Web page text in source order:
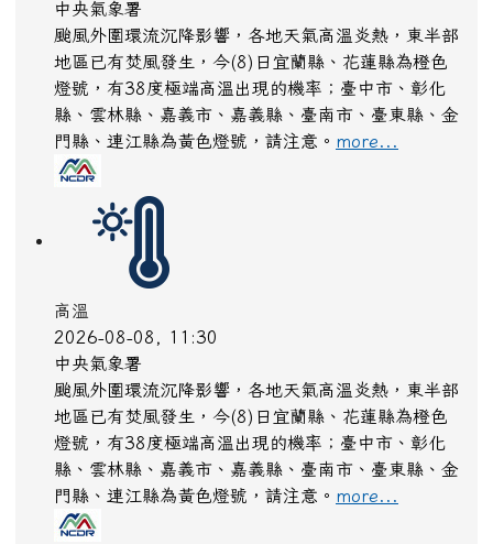
中央氣象署
颱風外圍環流沉降影響，各地天氣高溫炎熱，東半部
地區已有焚風發生，今(8)日宜蘭縣、花蓮縣為橙色
燈號，有38度極端高溫出現的機率；臺中市、彰化
縣、雲林縣、嘉義市、嘉義縣、臺南市、臺東縣、金
門縣、連江縣為黃色燈號，請注意。 more...
高溫
2026-08-08, 11:30
中央氣象署
颱風外圍環流沉降影響，各地天氣高溫炎熱，東半部
地區已有焚風發生，今(8)日宜蘭縣、花蓮縣為橙色
燈號，有38度極端高溫出現的機率；臺中市、彰化
縣、雲林縣、嘉義市、嘉義縣、臺南市、臺東縣、金
門縣、連江縣為黃色燈號，請注意。 more...